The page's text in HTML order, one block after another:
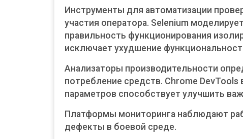
Инструменты для автоматизации
участия оператора. Selenium
правильность функционирования
исключает ухудшение
Анализаторы производительности
потребление средств. Chrome
параметров способствует улучшить
Платформы мониторинга наблюдают
дефекты в боевой среде.